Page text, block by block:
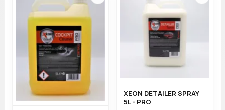
XEON DETAILER SPRAY
5L - PRO